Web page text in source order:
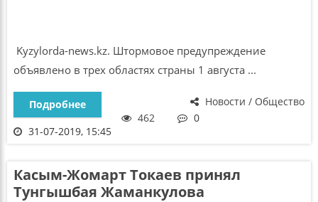
Kyzylorda-news.kz. Штормовое предупреждение
объявлено в трех областях страны 1 августа ...
Новости / Общество
Подробнее
462
0
31-07-2019, 15:45
Касым-Жомарт Токаев принял
Тунгышбая Жаманкулова